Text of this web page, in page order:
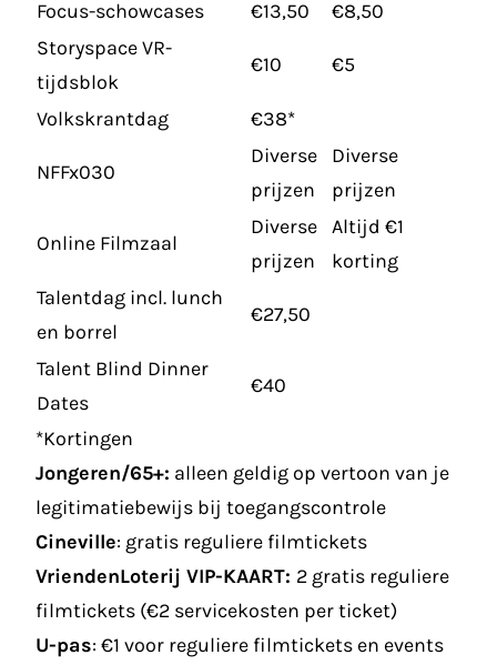
Focus-schowcases €13,50
€8,50
Storyspace VR-
tijdsblok
€10 €5
Volkskrantdag €38*
NFFx030
Diverse
prijzen
Diverse
prijzen
Online Filmzaal
Diverse
prijzen
Altijd €1
korting
Talentdag incl. lunch
en borrel
€27,50
Talent Blind Dinner
Dates
€40
*Kortingen
Jongeren/65+: alleen geldig op vertoon van je
legitimatiebewijs bij toegangscontrole
Cineville: gratis reguliere filmtickets
VriendenLoterij VIP-KAART: 2 gratis reguliere
filmtickets (€2 servicekosten per ticket)
U-pas: €1 voor reguliere filmtickets en events